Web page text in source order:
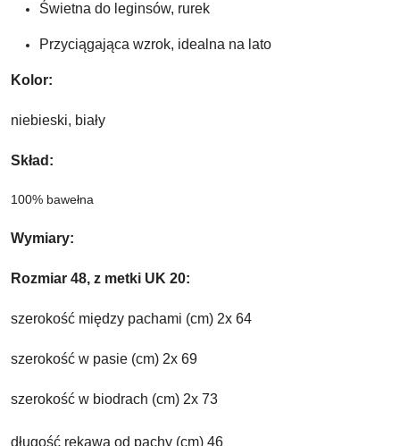
Świetna do leginsów, rurek
Przyciągająca wzrok, idealna na lato
Kolor:
niebieski, biały
Skład:
100% bawełna
Wymiary:
Rozmiar 48, z metki UK 20:
szerokość między pachami (cm) 2x 64
szerokość w pasie (cm) 2x 69
szerokość w biodrach (cm) 2x 73
długość rękawa od pachy (cm) 46